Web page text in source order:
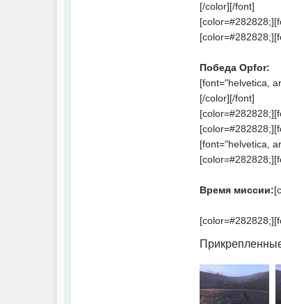
[/color][/font]
Победа Opfor:
[font="helvetica,
[/color][/font]
[font="helvetica,
Время миссии: